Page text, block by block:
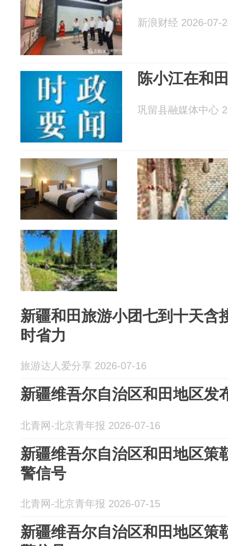
新浪财经 2026-07-
陈小江在和
巩留县融媒体中心
新疆和田旅游小团七到十天含
时省力
旅游达人爱分享 2026-07-16
新疆维吾尔自治区和田地区发
北青网-北京青年报 2026-07-16
新疆维吾尔自治区和田地区策
警信号
北青网-北京青年报 2026-07-15
新疆维吾尔自治区和田地区策